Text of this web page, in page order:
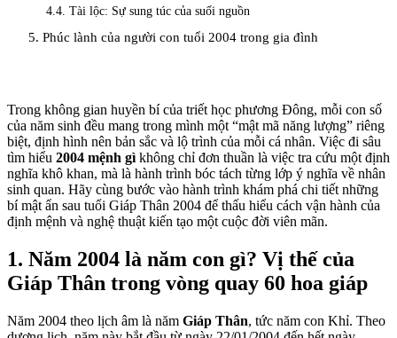
4.4. Tài lộc: Sự sung túc của suối nguồn
5. Phúc lành của người con tuổi 2004 trong gia đình
Trong không gian huyền bí của triết học phương Đông, mỗi con số
của năm sinh đều mang trong mình một “mật mã năng lượng” riêng
biệt, định hình nên bản sắc và lộ trình của mỗi cá nhân. Việc đi sâu
tìm hiểu 2004 mệnh gì không chỉ đơn thuần là việc tra cứu một định
nghĩa khô khan, mà là hành trình bóc tách từng lớp ý nghĩa về nhân
sinh quan. Hãy cùng bước vào hành trình khám phá chi tiết những
bí mật ẩn sau tuổi Giáp Thân 2004 để thấu hiểu cách vận hành của
định mệnh và nghệ thuật kiến tạo một cuộc đời viên mãn.
1. Năm 2004 là năm con gì? Vị thế của
Giáp Thân trong vòng quay 60 hoa giáp
Năm 2004 theo lịch âm là năm Giáp Thân, tức năm con Khỉ. Theo